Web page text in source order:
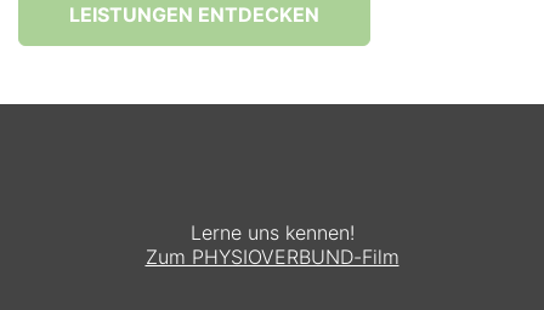
LEISTUNGEN ENTDECKEN
Lerne uns kennen!
Zum PHYSIOVERBUND-Film